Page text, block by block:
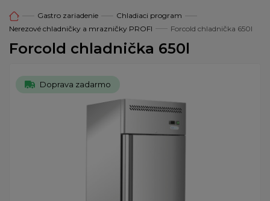
Gastro zariadenie
Chladiaci program
Nerezové chladničky a mrazničky PROFI
Forcold chladnička 650l
Forcold chladnička 650l
Doprava zadarmo